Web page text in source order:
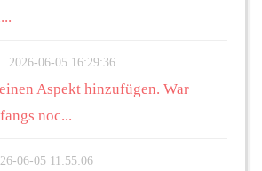
2026-06-05 16:29:36
Aspekt hinzufügen. War
noc...
06-05 11:55:06